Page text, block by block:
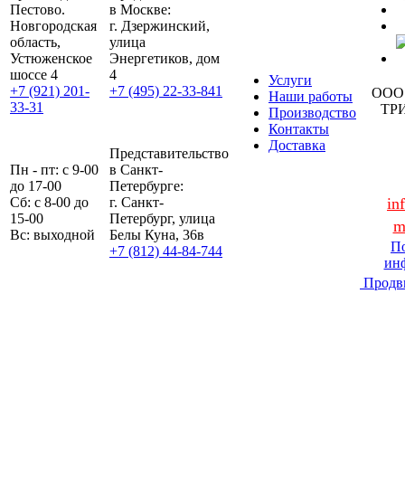
Пестово.
Новгородская
область,
Устюженское
шоссе 4
+7 (921) 201-
33-31
в Москве:
г. Дзержинский,
улица
Энергетиков, дом
4
+7 (495) 22-33-841
Услуги
Наши работы
Производство
Контакты
Доставка
ООО
Пн - пт: с 9-00
до 17-00
Сб: с 8-00 до
15-00
Вс: выходной
Представительство
в Санкт-
Петербурге:
г. Санкт-
Петербург, улица
Белы Куна, 36в
+7 (812) 44-84-744